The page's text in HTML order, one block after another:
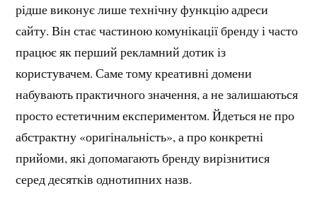
рідше виконує лише технічну функцію адреси
сайту. Він стає частиною комунікації бренду і часто
працює як перший рекламний дотик із
користувачем. Саме тому креативні домени
набувають практичного значення, а не залишаються
просто естетичним експериментом. Йдеться не про
абстрактну «оригінальність», а про конкретні
прийоми, які допомагають бренду вирізнитися
серед десятків однотипних назв.